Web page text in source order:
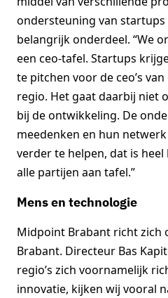
ondersteuning van startups
belangrijk onderdeel. “We
een ceo-tafel. Startups
te pitchen voor de ceo’s
regio. Het gaat daarbij niet
bij de ontwikkeling. De
meedenken en hun
verder te helpen, dat is
alle partijen aan tafel.”
Mens en technologie
Midpoint Brabant richt zich
Brabant. Directeur Bas
regio’s zich voornamelijk
innovatie, kijken wij vooral